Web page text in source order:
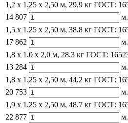
1,2 x 1,25 х 2,50 м, 29,9 кг ГОСТ:
14 807
м.
1,5 x 1,25 х 2,50 м, 38,8 кг ГОСТ:
17 862
м.
1,8 x 1,0 х 2,0 м, 28,3 кг ГОСТ:
13 284
м.
1,8 x 1,25 х 2,50 м, 44,2 кг ГОСТ:
20 753
м.
1,9 x 1,25 х 2,50 м, 48,7 кг ГОСТ:
22 877
м.